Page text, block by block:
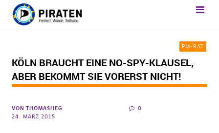
PM-RAT
KÖLN BRAUCHT EINE NO-SPY-KLAUSEL,
ABER BEKOMMT SIE VORERST NICHT!
VON THOMASHEG
24. MÄRZ 2015
0